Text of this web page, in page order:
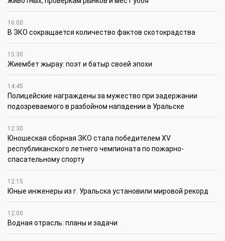
16:00
В ЗКО сокращается количество фактов скотокрадства
15:30
Жиембет жырау: поэт и батыр своей эпохи
14:45
Полицейские награждены за мужество при задержании
подозреваемого в разбойном нападении в Уральске
12:30
Юношеская сборная ЗКО стала победителем XV
республиканского летнего чемпионата по пожарно-
спасательному спорту
12:15
Юные инженеры из г. Уральска установили мировой рекорд
12:00
Водная отрасль: планы и задачи